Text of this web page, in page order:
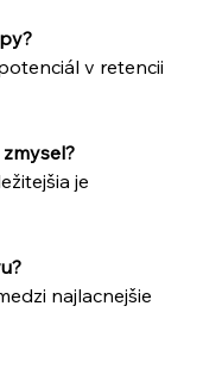
v retencii
je
najlacnejšie